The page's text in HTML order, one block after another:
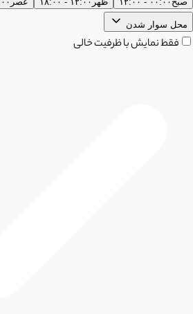
محل سوار شدن
فقط نمایش با ظرفیت خالی